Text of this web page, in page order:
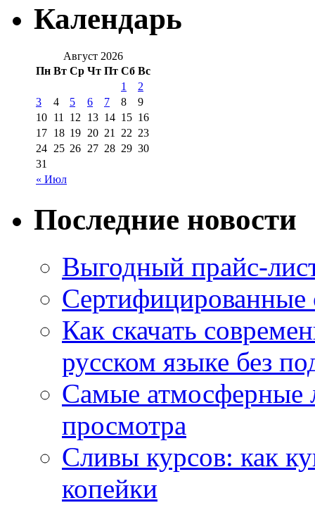
Календарь
Август 2026
Пн Вт Ср Чт Пт Сб Вс
« Июл
1
2
3
4 5 6 7 8
9
10 11 12 13 14 15 16
17 18 19 20 21 22 23
24 25 26 27 28 29 30
31
Последние новости
Выгодный прайс-
Как скачать
русском языке без
Самые атмосферные
просмотра
Сливы курсов: как
копейки